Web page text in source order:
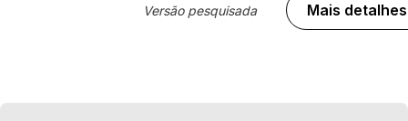
Versão pesquisada Mais detalhes